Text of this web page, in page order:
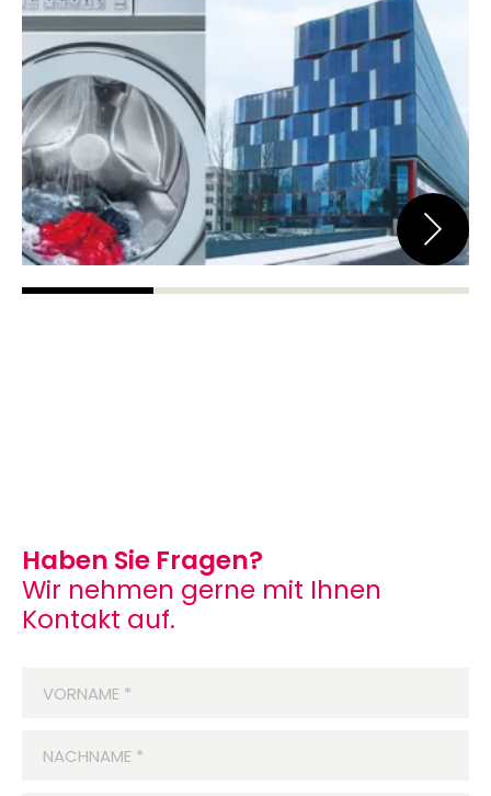
Haben Sie Fragen?
Wir nehmen gerne mit Ihnen
Kontakt auf.
VORNAME *
NACHNAME *